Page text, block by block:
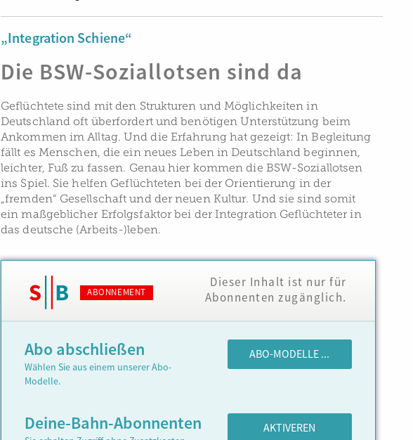
„Integration Schiene“
Die BSW-Soziallotsen sind da
Geflüchtete sind mit den Strukturen und Möglichkeiten in
Deutschland oft überfordert und benötigen Unterstützung beim
Ankommen im Alltag. Und die Erfahrung hat gezeigt: In Begleitung
fällt es Menschen, die ein neues Leben in Deutschland beginnen,
leichter, Fuß zu fassen. Genau hier kommen die BSW-Soziallotsen
ins Spiel. Sie helfen Geflüchteten bei der Orientierung in der
„fremden“ Gesellschaft und der neuen Kultur. Und sie sind somit
ein maßgeblicher Erfolgsfaktor bei der Integration Geflüchteter in
das deutsche (Arbeits-)leben.
ABONNEMENT
Dieser Inhalt ist nur für
Abonnenten zugänglich.
Abo abschließen
Wählen Sie aus einem unserer Abo-
Modelle.
ABO-MODELLE ...
Deine-Bahn-Abonnenten AKTIVEREN
Systemwissen Städtischer